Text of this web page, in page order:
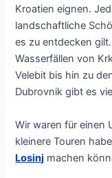
Kroatien eignen.
landschaftliche
es zu entdecken
Wasserfällen von
Velebit bis hin zu
Dubrovnik gibt es
Wir waren für einen
kleinere Touren
Losinj machen